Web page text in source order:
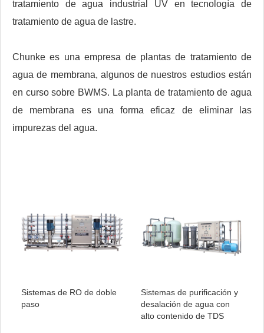
tratamiento de agua industrial UV en tecnología de
tratamiento de agua de lastre.
Chunke es una empresa de plantas de tratamiento de
agua de membrana, algunos de nuestros estudios están
en curso sobre BWMS. La planta de tratamiento de agua
de membrana es una forma eficaz de eliminar las
impurezas del agua.
Sistemas de RO de doble
paso
Sistemas de purificación y
desalación de agua con
alto contenido de TDS